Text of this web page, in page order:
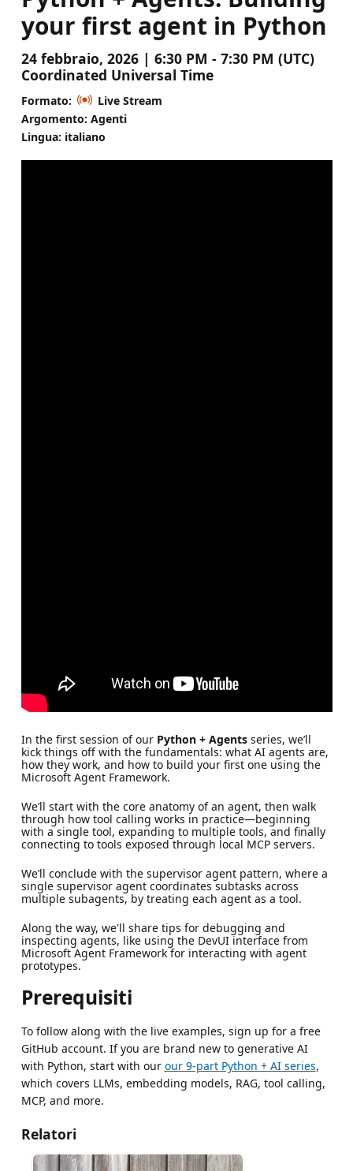
your first agent in Python
24 febbraio, 2026 | 6:30 PM - 7:30 PM (UTC)
Coordinated Universal Time
Formato:
Live Stream
Argomento: Agenti
Lingua: italiano
In the first session of our Python + Agentsseries, we’ll
kick things off with the fundamentals: what AI agents are,
how they work, and how to build your first one using the
Microsoft Agent Framework.
We’ll start with the core anatomy of an agent, then walk
through how tool calling works in practice—beginning
with a single tool, expanding to multiple tools, and finally
connecting to tools exposed through local MCP servers.
We’ll conclude with the supervisor agent pattern, where a
single supervisor agent coordinates subtasks across
multiple subagents, by treating each agent as a tool.
Along the way, we'll share tips for debugging and
inspecting agents, like using the DevUI interface from
Microsoft Agent Framework for interacting with agent
prototypes.
Prerequisiti
To follow along with the live examples, sign up for a free
GitHub account. If you are brand new to generative AI
with Python, start with our our 9-part Python + AI series,
which covers LLMs, embedding models, RAG, tool calling,
MCP, and more.
Relatori